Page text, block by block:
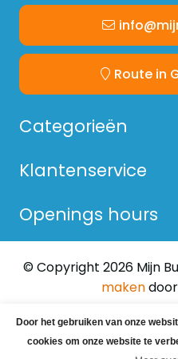
Route in
Categorieën
Klantenservice
Openings hours
© Copyright 2026 Mijn
maken
Door het gebruiken van onze
cookies om onze website te